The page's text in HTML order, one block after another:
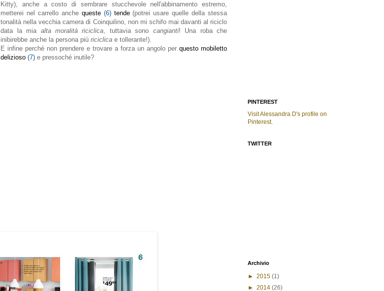
Kitty), anche a costo di sembrare stucchevole nell'abbinamento estremo,
metterei nel carrello anche queste (6) tende(potrei usare quelle della stessa
tonalità nella vecchia camera di Coinquilino, non mi schifo mai davanti al riciclo
data la mia alta moralità riciclica, tuttavia sono cangianti!
Una roba che
inibirebbe anche la persona piùriciclica e tollerante!).
E infine perché non prendere e trovare a forza un angolo perquesto mobiletto
delizioso(7) e pressoché inutile?
PINTEREST
Visit Alessandra D's profile on
Pinterest.
TWITTER
Archivio
► 2015 (1)
► 2014 (26)